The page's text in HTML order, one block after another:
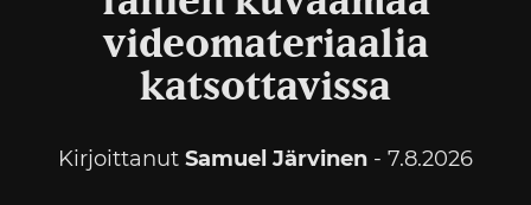
videomateriaalia
katsottavissa
Kirjoittanut Samuel Järvinen - 7.8.2026